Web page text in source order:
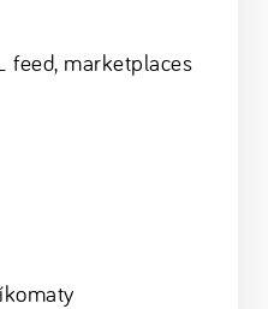
feed, marketplaces